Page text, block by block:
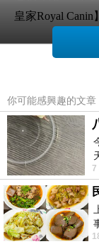
皇家Royal
但是我想【法
Canin】腸胃敏
買，上網慢慢挑
想要購買【
專用 S33(4
哥大神 發現
貓專用 S33(4
你可能感興趣的文章
7